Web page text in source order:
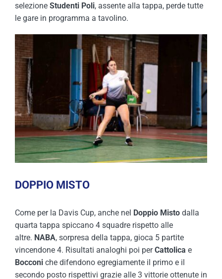
selezione Studenti Poli, assente alla tappa, perde tutte
le gare in programma a tavolino.
DOPPIO MISTO
Come per la Davis Cup, anche nel Doppio Misto dalla
quarta tappa spiccano 4 squadre rispetto alle
altre. NABA, sorpresa della tappa, gioca 5 partite
vincendone 4. Risultati analoghi poi perCattolica e
Bocconi che difendono egregiamente il primo e il
secondo posto rispettivi grazie alle 3 vittorie ottenute in